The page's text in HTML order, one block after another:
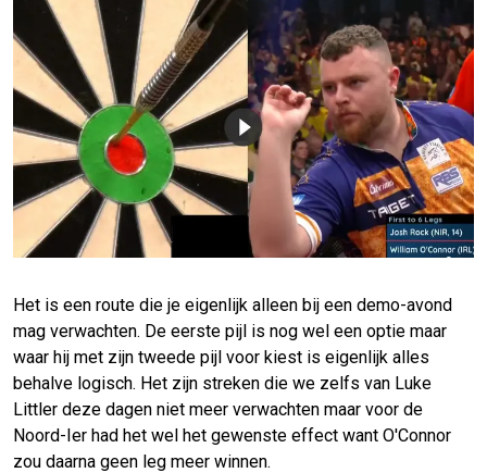
Het is een route die je eigenlijk alleen bij een demo-avond
mag verwachten. De eerste pijl is nog wel een optie maar
waar hij met zijn tweede pijl voor kiest is eigenlijk alles
behalve logisch. Het zijn streken die we zelfs van Luke
Littler deze dagen niet meer verwachten maar voor de
Noord-Ier had het wel het gewenste effect want O'Connor
zou daarna geen leg meer winnen.